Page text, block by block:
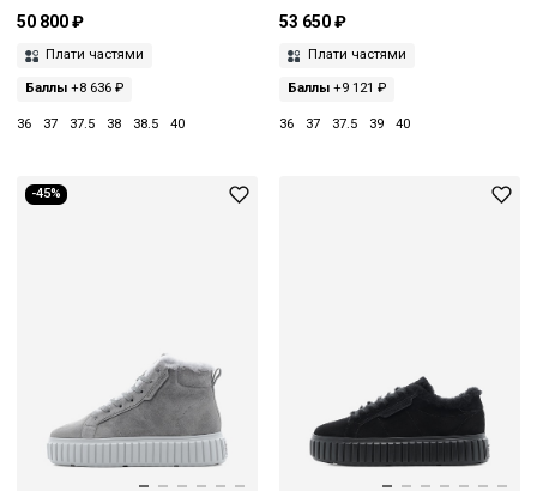
50 800 ₽
Плати частями
Баллы +8 636 ₽
36 37 37.5 38 38.5 40
53 650 ₽
Плати частями
Баллы+9 121 ₽
36 37 37.5 39 40
-45%